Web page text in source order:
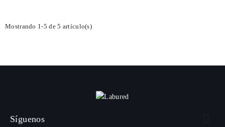
Mostrando 1-5 de 5 artículo(s)
Síguenos